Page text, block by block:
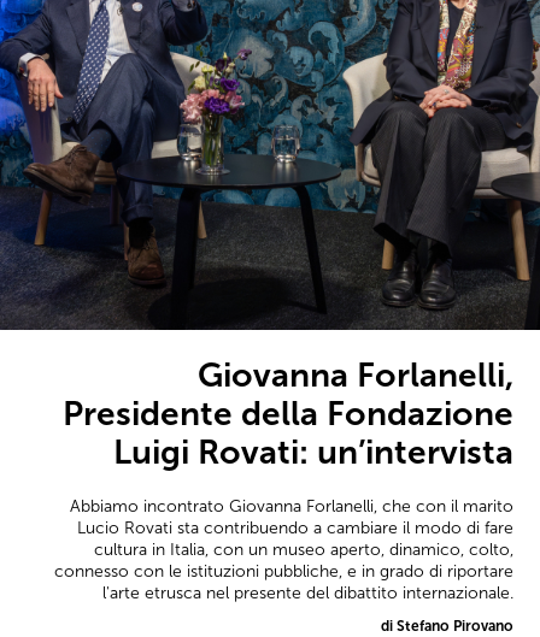
Giovanna Forlanelli,
Presidente della Fondazione
Luigi Rovati: un’intervista
Abbiamo incontrato Giovanna Forlanelli, che con il marito
Lucio Rovati sta contribuendo a cambiare il modo di fare
cultura in Italia, con un museo aperto, dinamico, colto,
connesso con le istituzioni pubbliche, e in grado di riportare
l'arte etrusca nel presente del dibattito internazionale.
di Stefano Pirovano